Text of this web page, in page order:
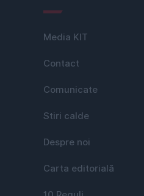
Media KIT
Contact
Comunicate
Stiri calde
Despre noi
Carta editorială